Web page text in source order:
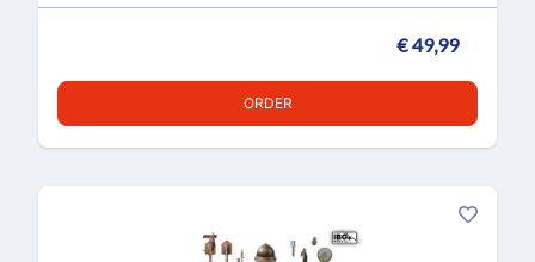
€ 49,99
ORDER